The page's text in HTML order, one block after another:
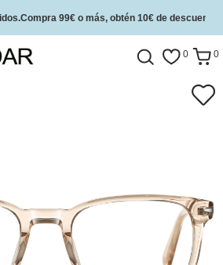
99€ o más, obtén 10€ de descuento.
y 30 días de garantía de devolución del dinero.
0 0